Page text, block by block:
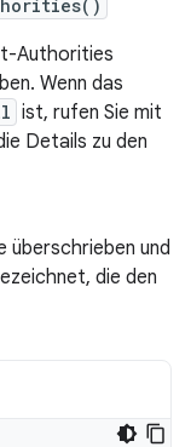
Authorities
Wenn das
ist, rufen Sie mit
Details zu den
überschrieben und
die den